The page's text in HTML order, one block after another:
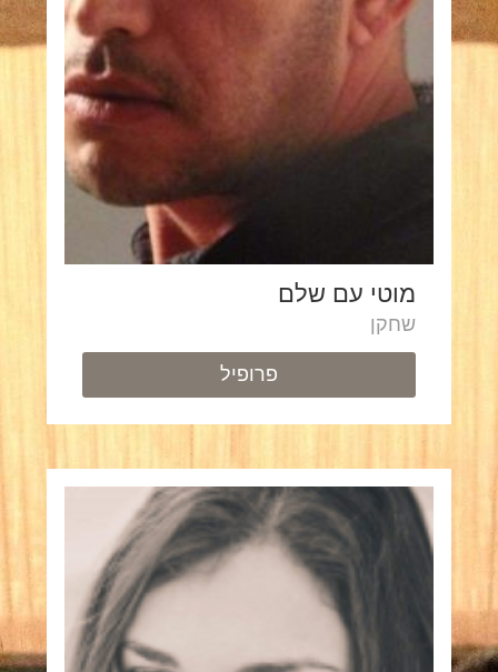
מוטי עם שלם
שחקן
פרופיל